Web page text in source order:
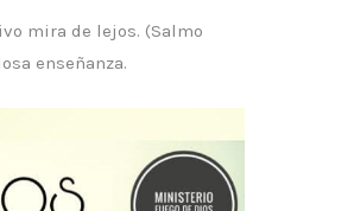
mira de lejos. (Salmo
enseñanza.